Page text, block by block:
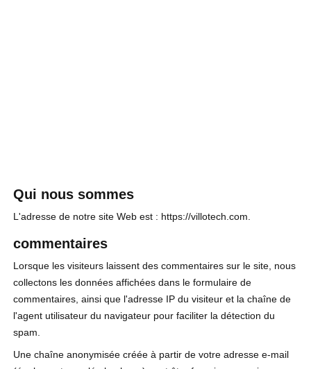
Qui nous sommes
L'adresse de notre site Web est : https://villotech.com.
commentaires
Lorsque les visiteurs laissent des commentaires sur le site, nous
collectons les données affichées dans le formulaire de
commentaires, ainsi que l'adresse IP du visiteur et la chaîne de
l'agent utilisateur du navigateur pour faciliter la détection du
spam.
Une chaîne anonymisée créée à partir de votre adresse e-mail